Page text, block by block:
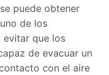
puede obtener
de los
evitar que los
de evacuar un
con el aire